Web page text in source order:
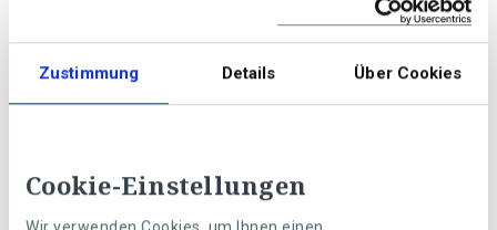
Zustimmung Details Über Cookies
Cookie-Einstellungen
Und wie entsteht ein gutes Rezept?
Jeder Mund ist komplett verschieden: Was mir
schmeckt, findest du vielleicht – entschuldigung – zum
wieso es ihm schmeckt und warum jemand anderes es
nicht mag. Ich analysiere und probiere. So lange, bis das